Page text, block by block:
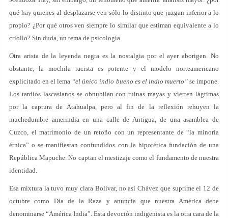
qué hay quienes al desplazarse ven sólo lo distinto que juzgan inferior a lo
propio? ¿Por qué otros ven siempre lo similar que estiman equivalente a lo
criollo? Sin duda, un tema de psicología.
Otra arista de la leyenda negra es la nostalgia por el ayer aborigen. No
obstante, la mochila racista es potente y el modelo norteamericano
explicitado en el lema “el único indio bueno es el indio muerto”se impone.
Los tardíos lascasianos se obnubilan con ruinas mayas y vierten lágrimas
por la captura de Atahualpa, pero al fin de la reflexión rehuyen la
muchedumbre amerindia en una calle de Antigua, de una asamblea de
Cuzco, el matrimonio de un retoño con un representante de “la minoría
étnica” o se manifiestan confundidos con la hipotética fundación de una
República Mapuche. No captan el mestizaje como el fundamento de nuestra
identidad.
Esa mixtura la tuvo muy clara Bolívar, no así Chávez que suprime el 12 de
octubre como Día de la Raza y anuncia que nuestra América debe
denominarse “América India”. Esta devoción indigenista es la otra cara de la